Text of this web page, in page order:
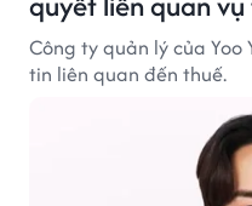
Công ty quản lý của Yoo
tin liên quan đến thuế.